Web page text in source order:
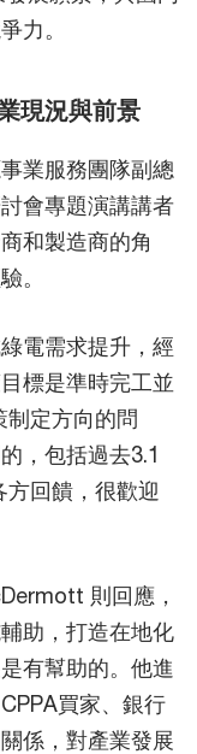
力。
現況與前景
業服務團隊副總
會專題演講講者
和製造商的角
。
電需求提升，經
標是準時完工並
制定方向的問
，包括過去3.1
回饋，很歡迎
則回應，
助，打造在地化
有幫助的。他進
買家、銀行
係，對產業發展